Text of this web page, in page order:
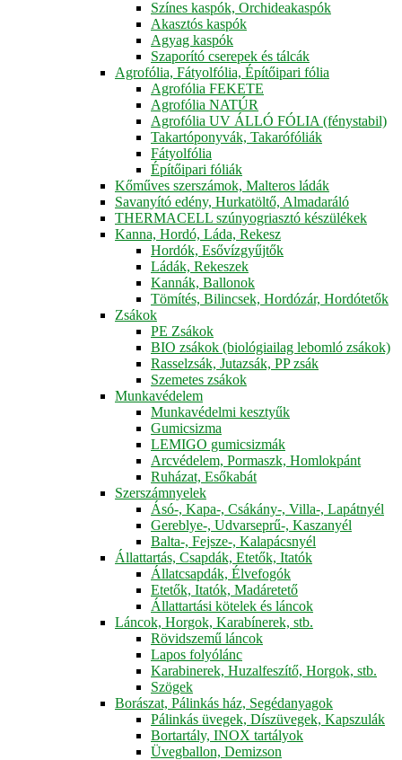
Színes kaspók, Orchideakaspók
Akasztós kaspók
Agyag kaspók
Szaporító cserepek és tálcák
Agrofólia, Fátyolfólia, Építőipari fólia
Agrofólia FEKETE
Agrofólia NATÚR
Agrofólia UV ÁLLÓ FÓLIA (fénystabil)
Takartóponyvák, Takarófóliák
Fátyolfólia
Építőipari fóliák
Kőműves szerszámok, Malteros ládák
Savanyító edény, Hurkatöltő, Almadaráló
THERMACELL szúnyogriasztó készülékek
Kanna, Hordó, Láda, Rekesz
Hordók, Esővízgyűjtők
Ládák, Rekeszek
Kannák, Ballonok
Tömítés, Bilincsek, Hordózár, Hordótetők
Zsákok
PE Zsákok
BIO zsákok (biológiailag lebomló zsákok)
Rasselzsák, Jutazsák, PP zsák
Szemetes zsákok
Munkavédelem
Munkavédelmi kesztyűk
Gumicsizma
LEMIGO gumicsizmák
Arcvédelem, Pormaszk, Homlokpánt
Ruházat, Esőkabát
Szerszámnyelek
Ásó-, Kapa-, Csákány-, Villa-, Lapátnyél
Gereblye-, Udvarseprű-, Kaszanyél
Balta-, Fejsze-, Kalapácsnyél
Állattartás, Csapdák, Etetők, Itatók
Állatcsapdák, Élvefogók
Etetők, Itatók, Madáretető
Állattartási kötelek és láncok
Láncok, Horgok, Karabínerek, stb.
Rövidszemű láncok
Lapos folyólánc
Karabinerek, Huzalfeszítő, Horgok, stb.
Szögek
Borászat, Pálinkás ház, Segédanyagok
Pálinkás üvegek, Díszüvegek, Kapszulák
Bortartály, INOX tartályok
Üvegballon, Demizson